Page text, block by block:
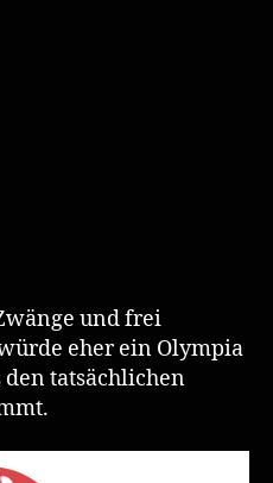
und frei
eher ein Olympia
tatsächlichen